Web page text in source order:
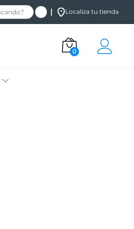
Localiza tu tienda
0